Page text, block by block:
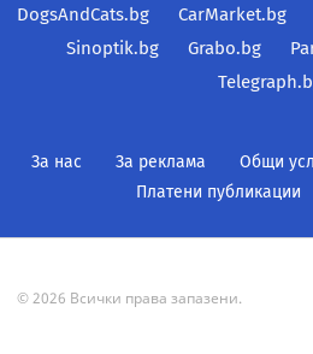
DogsAndCats.bg
CarMarket.bg
Sinoptik.bg
Grabo.bg
За нас За реклама Общи
Платени публикации
© 2026 Всички права запазени.